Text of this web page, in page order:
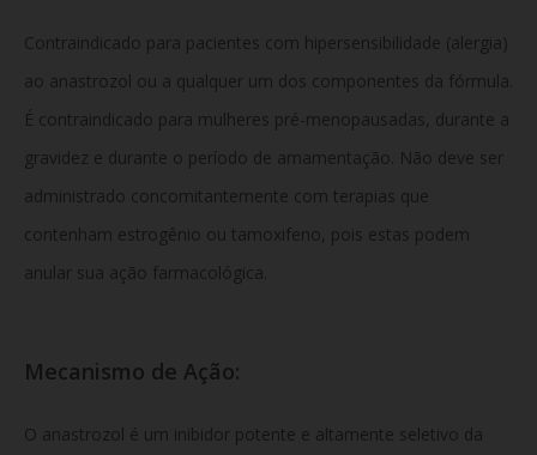
Contraindicado para pacientes com hipersensibilidade (alergia)
ao anastrozol ou a qualquer um dos componentes da fórmula.
É contraindicado para mulheres pré-menopausadas, durante a
gravidez e durante o período de amamentação. Não deve ser
administrado concomitantemente com terapias que
contenham estrogênio ou tamoxifeno, pois estas podem
anular sua ação farmacológica.
Mecanismo de Ação:
O anastrozol é um inibidor potente e altamente seletivo da